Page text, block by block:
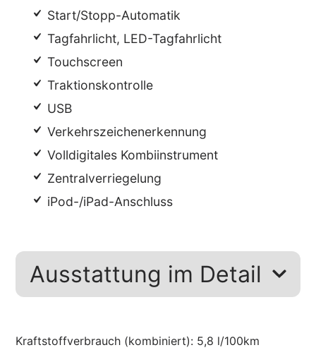
Start/Stopp-Automatik
Tagfahrlicht, LED-Tagfahrlicht
Touchscreen
Traktionskontrolle
USB
Verkehrszeichenerkennung
Volldigitales Kombiinstrument
Zentralverriegelung
iPod-/iPad-Anschluss
Ausstattung im Detail
Kraftstoffverbrauch (kombiniert): 5,8 l/100km